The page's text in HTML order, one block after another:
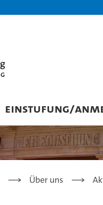
EINSTUFUNG/
Über uns